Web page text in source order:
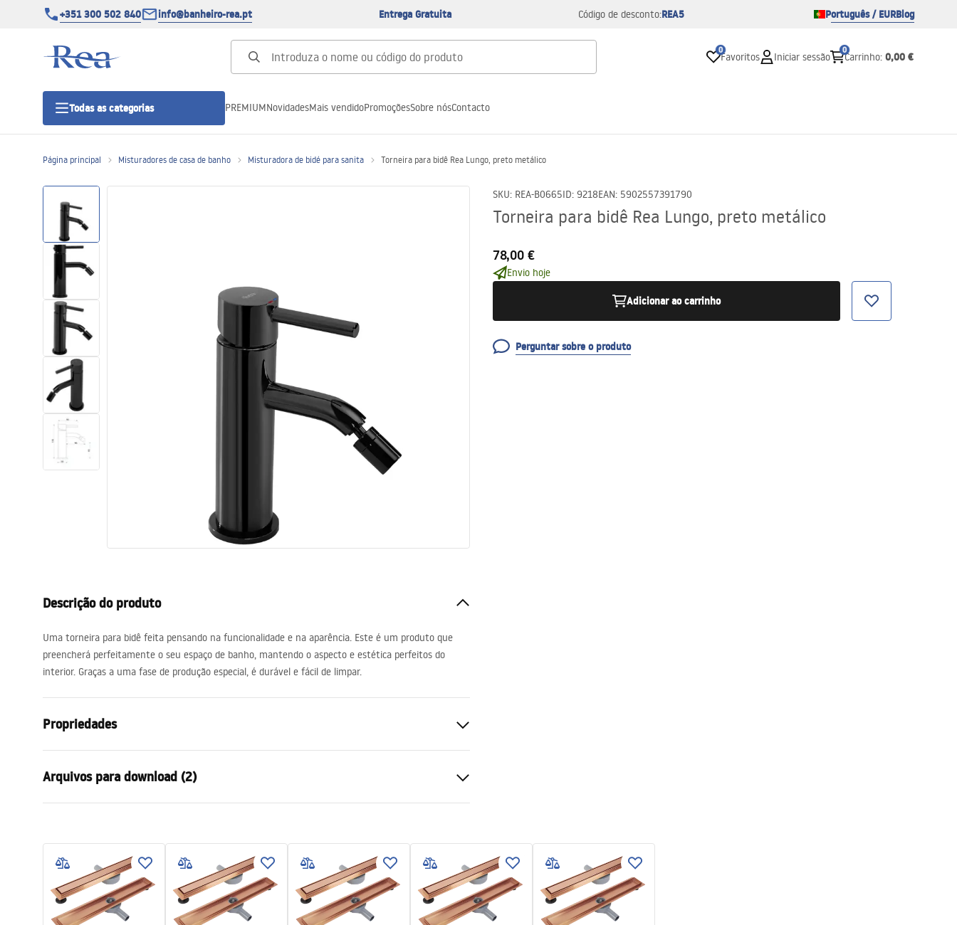
+351 300 502 840 info@banheiro-rea.pt Entrega Gratuita Código de desconto:REA5 Português / EURBlog
0
Favoritos Iniciar sessão
0
Carrinho: 0,00 €
Todas as categorias
outras
Portas de duche
Bases de duche de casa de banho
Sumidouros de duche
Sanitas, lavatórios
de banho
Cabinas de duche de casa de
banho
Misturadores de casa de banho
Chuveiros de casa de banho
Acessórios de casa de banho,
acessórios de casa de banho
PREMIUMNovidadesMais vendidoPromoçõesSobre nósContacto
Página principal Misturadores de casa de banho Misturadora de bidé para sanita Torneira para bidê Rea Lungo, preto metálico
SKU: REA-B0665ID: 9218EAN: 5902557391790
Torneira para bidê Rea Lungo, preto metálico
78,00 €
Envio hoje
Adicionar ao carrinho
Perguntar sobre o produto
Descrição do produto
Uma torneira para bidê feita pensando na funcionalidade e na aparência. Este é um produto que
preencherá perfeitamente o seu espaço de banho, mantendo o aspecto e estética perfeitos do
interior. Graças a uma fase de produção especial, é durável e fácil de limpar.
Propriedades
Método de instalação
Cor
Preto
Intervalo da goteira
90
Altura
mm
Technologia powłoki
Electroplating
Arquivos para download (2)
Warranty_Terms_and_Conditions_
Faucets_-_5.pdf